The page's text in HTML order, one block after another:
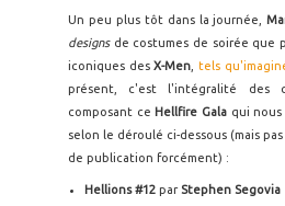
Un peu plus tôt dans la journée,
designs de costumes de soirée que
iconiques desX-Men tels
présent, c'est l'intégralité des
composant ce Hellfire Gala qui
selon le déroulé ci-dessous (mais
de publication forcément) :
Hellions #12par Stephen Segovia